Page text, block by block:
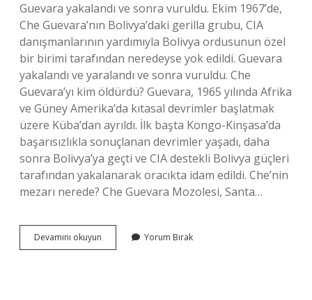
Guevara yakalandı ve sonra vuruldu. Ekim 1967’de,
Che Guevara’nın Bolivya’daki gerilla grubu, CIA
danışmanlarının yardımıyla Bolivya ordusunun özel
bir birimi tarafından neredeyse yok edildi. Guevara
yakalandı ve yaralandı ve sonra vuruldu. Che
Guevara’yı kim öldürdü? Guevara, 1965 yılında Afrika
ve Güney Amerika’da kıtasal devrimler başlatmak
üzere Küba’dan ayrıldı. İlk başta Kongo-Kinşasa’da
başarısızlıkla sonuçlanan devrimler yaşadı, daha
sonra Bolivya’ya geçti ve CIA destekli Bolivya güçleri
tarafından yakalanarak oracıkta idam edildi. Che’nin
mezarı nerede? Che Guevara Mozolesi, Santa…
Devamını okuyun
Guevara
Yorum Bırak